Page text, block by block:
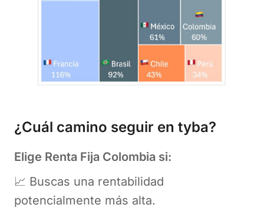
¿Cuál camino seguir en tyba?
Elige Renta Fija Colombia si:
📈 Buscas una rentabilidad
potencialmente más alta.